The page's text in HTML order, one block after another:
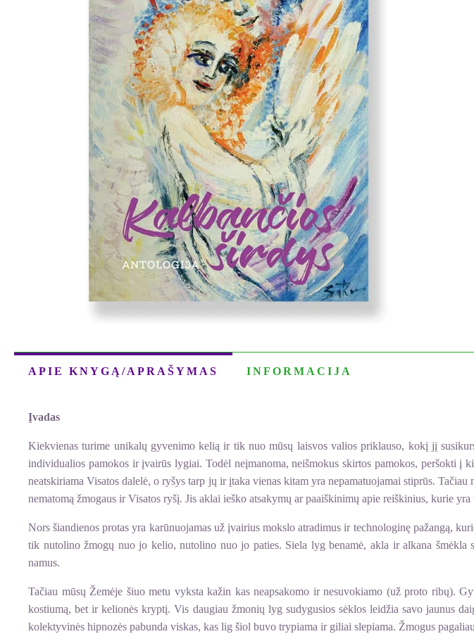
APIE KNYGĄ/APRAŠYMAS INFORMACIJA
Įvadas
Kiekvienas turime unikalų gyvenimo kelią ir tik nuo mūsų laisvos valios priklauso, kokį jį
individualios pamokos ir įvairūs lygiai. Todėl neįmanoma, neišmokus skirtos pamokos, peršokti
neatskiriama Visatos dalelė, o ryšys tarp jų ir įtaka vienas kitam yra nepamatuojamai stiprūs.
nematomą žmogaus ir Visatos ryšį. Jis aklai ieško atsakymų ar paaiškinimų apie reiškinius, kurie
Nors šiandienos protas yra karūnuojamas už įvairius mokslo atradimus ir technologinę pažangą,
tik nutolino žmogų nuo jo kelio, nutolino nuo jo paties. Siela lyg benamė, akla ir alkana šmėkla
namus.
Tačiau mūsų Žemėje šiuo metu vyksta kažin kas neapsakomo ir nesuvokiamo (už proto ribų).
kostiumą, bet ir kelionės kryptį. Vis daugiau žmonių lyg sudygusios sėklos leidžia savo jaunus
kolektyvinės hipnozės pabunda viskas, kas lig šiol buvo trypiama ir giliai slepiama. Žmogus